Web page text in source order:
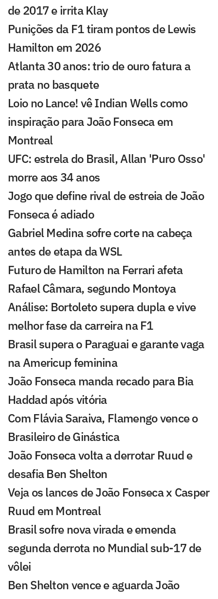
de 2017 e irrita Klay
Punições da F1 tiram pontos de Lewis
Hamilton em 2026
Atlanta 30 anos: trio de ouro fatura a
prata no basquete
Loio no Lance! vê Indian Wells como
inspiração para João Fonseca em
Montreal
UFC: estrela do Brasil, Allan 'Puro Osso'
morre aos 34 anos
Jogo que define rival de estreia de João
Fonseca é adiado
Gabriel Medina sofre corte na cabeça
antes de etapa da WSL
Futuro de Hamilton na Ferrari afeta
Rafael Câmara, segundo Montoya
Análise: Bortoleto supera dupla e vive
melhor fase da carreira na F1
Brasil supera o Paraguai e garante vaga
na Americup feminina
João Fonseca manda recado para Bia
Haddad após vitória
Com Flávia Saraiva, Flamengo vence o
Brasileiro de Ginástica
João Fonseca volta a derrotar Ruud e
desafia Ben Shelton
Veja os lances de João Fonseca x Casper
Ruud em Montreal
Brasil sofre nova virada e emenda
segunda derrota no Mundial sub-17 de
vôlei
Ben Shelton vence e aguarda João